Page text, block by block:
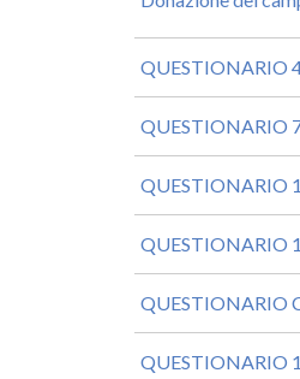
QUESTIONARIO
QUESTIONARIO
QUESTIONARIO
QUESTIONARIO
QUESTIONARIO
QUESTIONARIO